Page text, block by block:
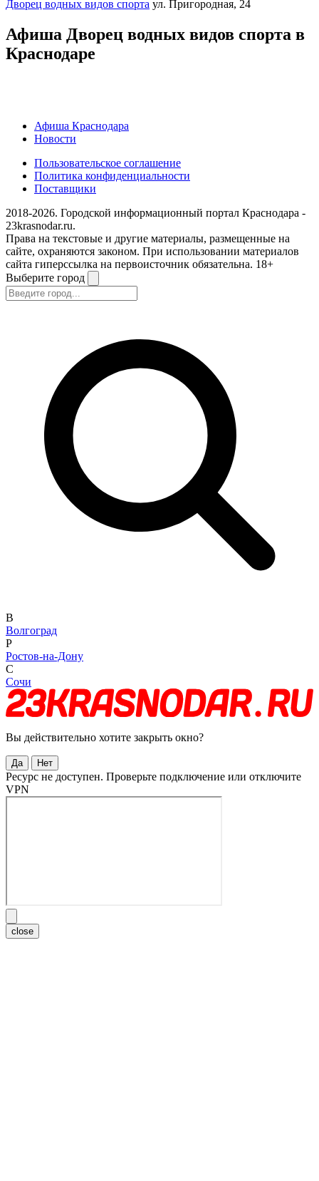
Дворец водных видов спорта ул. Пригородная, 24
Афиша Дворец водных видов спорта в
Краснодаре
Афиша Краснодара
Новости
Пользовательское соглашение
Политика конфиденциальности
Поставщики
2018-2026. Городской информационный портал Краснодара -
23krasnodar.ru.
Права на текстовые и другие материалы, размещенные на
сайте, охраняются законом. При использовании материалов
сайта гиперссылка на первоисточник обязательна. 18+
Выберите город
В
Волгоград
Р
Ростов-на-Дону
С
Сочи
Вы действительно хотите закрыть окно?
Да Нет
Ресурс не доступен. Проверьте подключение или отключите
VPN
close